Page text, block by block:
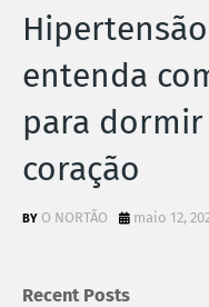
entenda
para
coração
O NORTÃO maio 12,
Recent Posts